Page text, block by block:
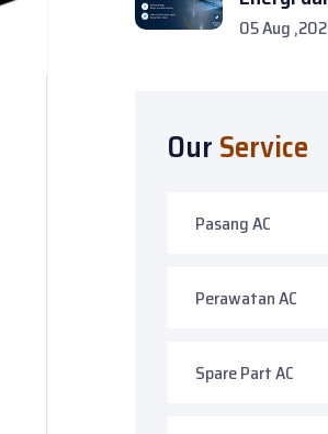
05 Aug
OurService
Pasang AC
Perawatan AC
Spare Part AC